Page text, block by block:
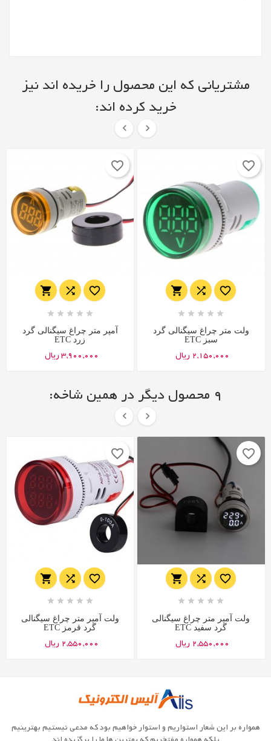
مشتریانی که این محصول را خریده اند نیز
خرید کرده اند:
 
  
    
آمپر متر چراغ سیگنالی گرد
زرد ETC
3,900,000 ریال
favorite_border
  
    
ولت متر چراغ سیگنالی گرد
سبز ETC
2,150,000 ریال
favorite_border
9 محصول دیگر در همین شاخه:
 
  
    
ولت آمپر متر چراغ سیگنالی
گرد قرمز ETC
2,550,000 ریال
favorite_border
  
    
ولت آمپر متر چراغ سیگنالی
گرد سفید ETC
2,550,000 ریال
favorite_border
همواره بر این شعار استواریم و استوار خواهیم بود که مدعی نیستیم بهترینیم